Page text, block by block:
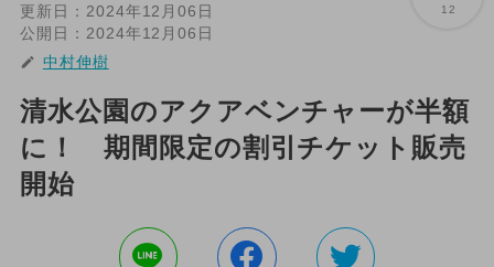
12
更新日： 2024年12月06日
公開日： 2024年12月06日
中村伸樹
清水公園のアクアベンチャーが半額
に！ 期間限定の割引チケット販売
開始